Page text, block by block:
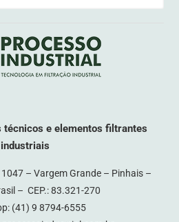
técnicos e elementos filtrantes
industriais
– Vargem Grande – Pinhais –
– CEP.: 83.321-270
(41) 9 8794-6555